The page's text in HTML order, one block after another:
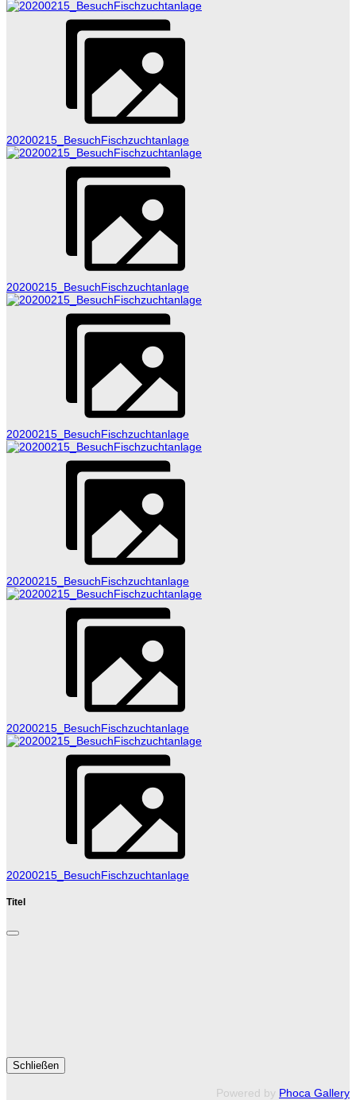
20200215_BesuchFischzuchtanlage
20200215_BesuchFischzuchtanlage
20200215_BesuchFischzuchtanlage
20200215_BesuchFischzuchtanlage
20200215_BesuchFischzuchtanlage
20200215_BesuchFischzuchtanlage
Titel
Schließen
Powered by Phoca Gallery